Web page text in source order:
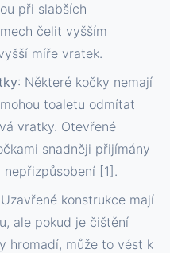
při slabších
čelit vyšším
míře vratek.
: Některé kočky nemají
toaletu odmítat
vratky. Otevřené
snadněji přijímány
[1].
konstrukce mají
ale pokud je čištění
hromadí, může to vést k